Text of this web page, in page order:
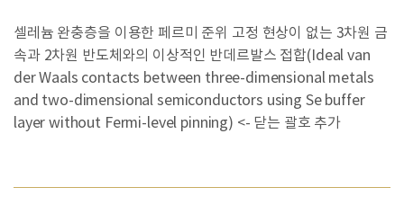
셀레늄 완충층을 이용한 페르미 준위 고정 현상이 없는 3차원 금
속과 2차원 반도체와의 이상적인 반데르발스 접합(Ideal van
der Waals contacts between three-dimensional metals
and two-dimensional semiconductors using Se buffer
layer without Fermi-level pinning) <- 닫는 괄호 추가